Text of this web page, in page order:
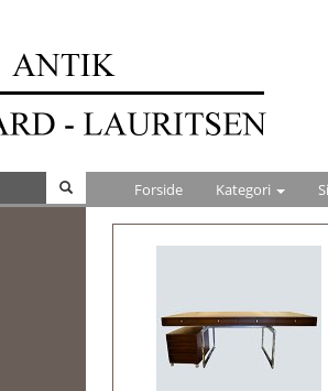
Forside Kategori